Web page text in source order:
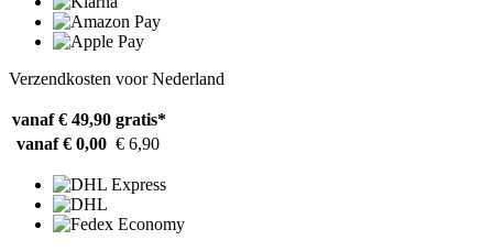
Verzendkosten voor Nederland
vanaf € 49,90 gratis*
vanaf € 0,00 € 6,90